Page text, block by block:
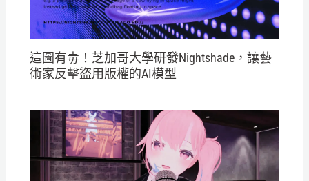
這圖有毒！芝加哥大學研發Nightshade，讓藝
術家反擊盜用版權的AI模型